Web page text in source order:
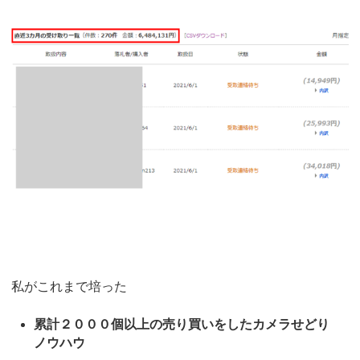
私がこれまで培った
累計２０００個以上の売り買いをしたカメラせどり
ノウハウ